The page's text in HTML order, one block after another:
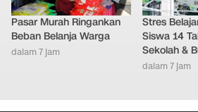
Pasar Murah Ringankan
Beban Belanja Warga
dalam 7 jam
Stres
Siswa 14
Sekolah &
dalam 7 jam